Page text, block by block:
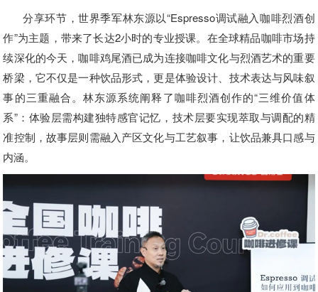
分享环节，世界季军林东源以“Espresso调试融入咖啡烈酒创
作”为主题，带来了长达2小时的专业授课。在全球精品咖啡市场持
续深化的今天，咖啡鸡尾酒已成为连接咖啡文化与烈酒艺术的重要
桥梁，它不仅是一种饮品形式，更是体验设计、技术表达与风味叙
事的三重融合。林东源系统阐释了咖啡烈酒创作的“三维价值体
系”：体验层需构建独特感官记忆，技术层要实现萃取与调配的精
准控制，故事层则需融入产区文化与工艺叙事，让饮品兼具口感与
内涵。